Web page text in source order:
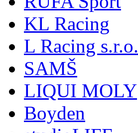
KL Racing
L Racing s.r.o.
SAMŠ
LIQUI MOLY
Boyden